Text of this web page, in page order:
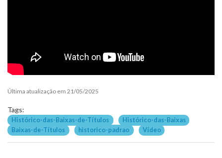
Última atualização em 21/05/2025
Tags:
Histórico-das-Baixas-de-Títulos
Histórico-das-Baixas
Baixas-de-Títulos
historico-padrao Vídeo